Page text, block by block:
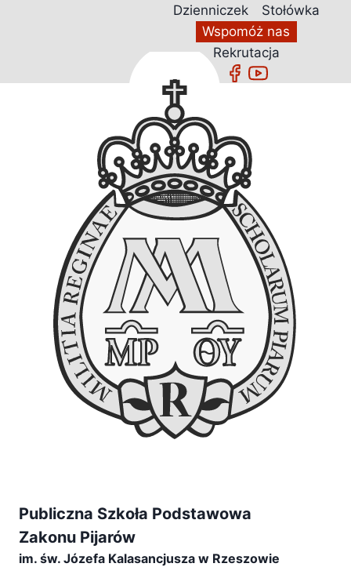
Dzienniczek
Stołówka
Wspomóż nas
Rekrutacja
Publiczna Szkoła Podstawowa
Zakonu Pijarów
im. św. Józefa Kalasancjusza w Rzeszowie